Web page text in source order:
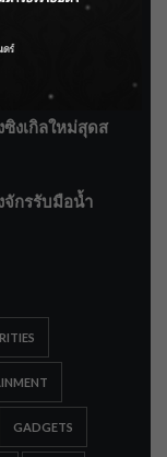
บกะพง–ห้วย
ซิงเกิลใหม่สุดส
จักรรับมือน้ำ
GADGETS